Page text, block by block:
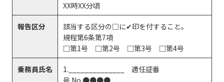
XX時XX分頃
報告区分
該当する区分の□に✔印を付すること。
規程第6条第7項
□第1号 □第2号 □第3号 □第4号
乗務員氏名
1.______________ 適任証番
号 No.●●●●